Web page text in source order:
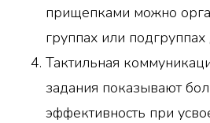
прищепками можно
группах или подгруппах
Тактильная
задания показывают
эффективность при